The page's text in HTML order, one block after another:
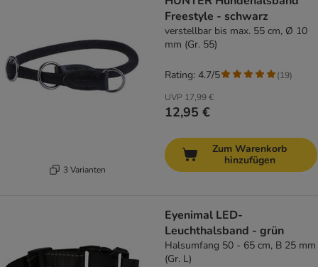
3 Varianten
Freestyle - schwarz
verstellbar bis max. 55 cm, Ø 10
mm (Gr. 55)
UVP 17,99 €
12,95 €
Rating: 4.7/5 (19)
Zum Warenkorb
hinzufügen
Eyenimal LED-
Leuchthalsband - grün
Halsumfang 50 - 65 cm, B 25 mm
(Gr. L)